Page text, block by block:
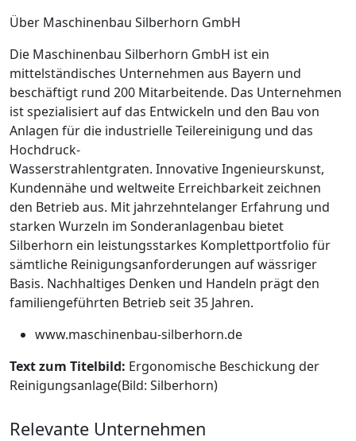
Über Maschinenbau Silberhorn GmbH
Die Maschinenbau Silberhorn GmbH ist ein
mittelständisches Unternehmen aus ­Bayern und
beschäftigt rund 200 Mitarbeitende. Das Unternehmen
ist spezialisiert auf das Entwickeln und den Bau von
Anlagen für die industrielle Teilereinigung und das
Hochdruck-
Wasserstrahlentgraten. Innovative Ingenieurskunst,
Kundennähe und weltweite Erreichbarkeit zeichnen
den Betrieb aus. Mit jahrzehntelanger Erfahrung und
starken Wurzeln im Sonderanlagenbau bietet
Silberhorn ein leistungsstarkes Komplettportfolio für
sämtliche Reinigungsanforderungen auf wässriger
Basis. Nachhaltiges Denken und Handeln prägt den
familiengeführten Betrieb seit 35 Jahren.
www.maschinenbau-silberhorn.de
Text zum Titelbild: Ergonomische Beschickung der
Reinigungsanlage(Bild: Silberhorn)
Relevante Unternehmen